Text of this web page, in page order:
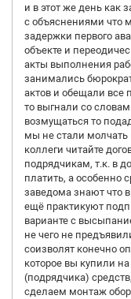
и в этот же день как
с объяснениями что
задержки первого
объекте и
акты выполнения
занимались
актов и обещали все
то выгнали со
возмущаться то
мы не стали
коллеги читайте
подрядчикам, т.к. в
платить, а особенно
заведома знают что
ещё практикуют
варианте с
не чего не
соизволят конечно
которое вы купили
(подрядчика)
сделаем монтаж